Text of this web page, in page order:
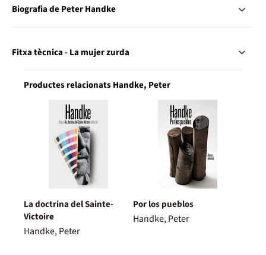
Biografia de Peter Handke
Fitxa tècnica - La mujer zurda
Productes relacionats Handke, Peter
La doctrina del Sainte-
Victoire
Handke, Peter
Por los pueblos
Handke, Peter